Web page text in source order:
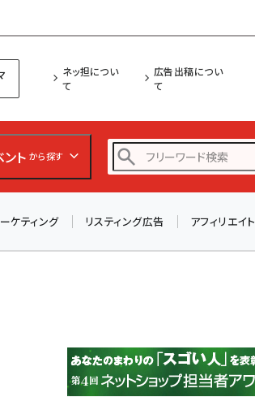
ネッ担につい
て
広告出稿につい
て
ト から探す
アスクル (1112)
base (1068)
ケティング リスティング広告 アフィリエイト